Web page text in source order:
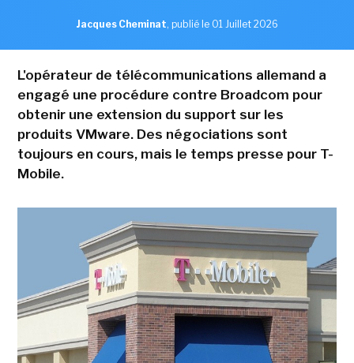
Jacques Cheminat, publié le 01 Juillet 2026
L'opérateur de télécommunications allemand a
engagé une procédure contre Broadcom pour
obtenir une extension du support sur les
produits VMware. Des négociations sont
toujours en cours, mais le temps presse pour T-
Mobile.